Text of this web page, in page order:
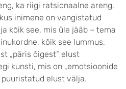
ka riigi ratsionaalne areng,
inimene on vangistatud
kõik see, mis üle jääb – tema
kõik see lummus,
„päris õigest“ elust
kunsti, mis on „emotsioonide
elust välja.